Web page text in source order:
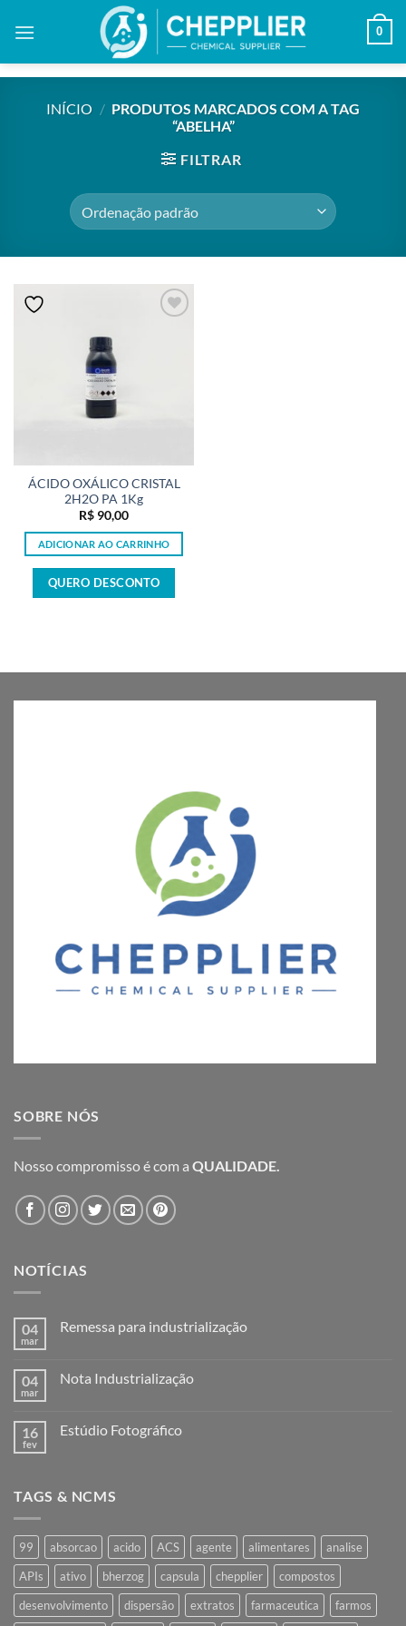
0
INÍCIO / PRODUTOS MARCADOS COM A TAG
“ABELHA”
FILTRAR
ÁCIDO OXÁLICO CRISTAL
2H2O PA 1Kg
R$ 90,00
ADICIONAR AO CARRINHO
QUERO DESCONTO
SOBRE NÓS
Nosso compromisso é com a QUALIDADE.
NOTÍCIAS
04
mar
Remessa para industrialização
Remessa
04
mar
Nota Industrialização
Nota
16
fev
Estúdio Fotográfico
Fotográfico
TAGS & NCMS
99 absorcao acido ACS agente alimentares
analise
APIs
ativo bherzog capsula chepplier
compostos
desenvolvimento
dispersão extratos farmaceutica farmos